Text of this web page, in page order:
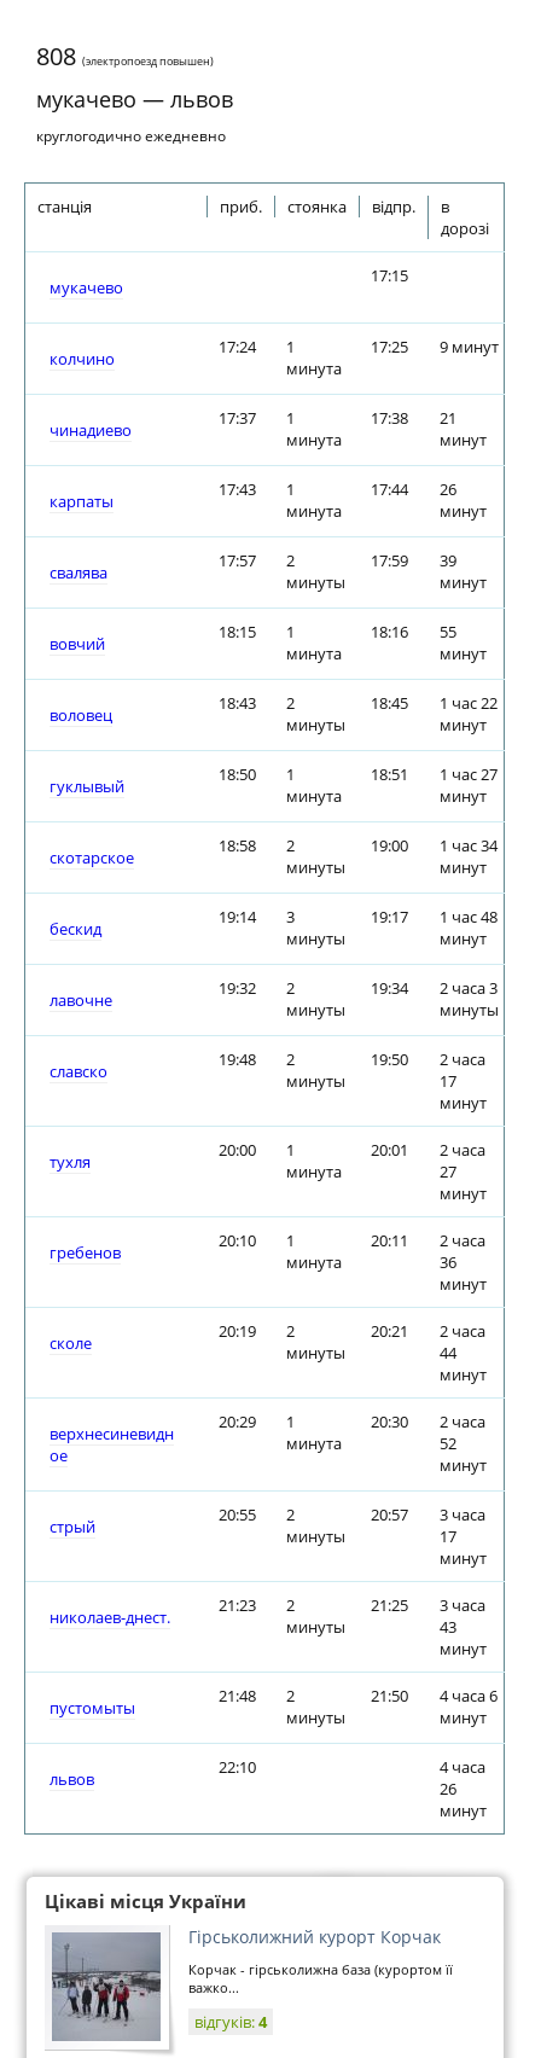
808 (электропоезд повышен)
мукачево — львов
круглогодично ежедневно
станція приб. стоянка відпр.
в
дорозі
мукачево
17:15
колчино
17:24
1
минута
17:25 9 минут
чинадиево
17:37
1
минута
17:38
21
минут
карпаты
17:43
1
минута
17:44
26
минут
свалява
17:57
2
минуты
17:59
39
минут
вовчий
18:15
1
минута
18:16
55
минут
воловец
18:43
2
минуты
18:45
1 час 22
минут
гуклывый
18:50
1
минута
18:51
1 час 27
минут
скотарское
18:58
2
минуты
19:00
1 час 34
минут
бескид
19:14
3
минуты
19:17
1 час 48
минут
лавочне
19:32
2
минуты
19:34
2 часа 3
минуты
славско
19:48
2
минуты
19:50
2 часа
17
минут
тухля
20:00
1
минута
20:01
2 часа
27
минут
гребенов
20:10
1
минута
20:11
2 часа
36
минут
сколе
20:19
2
минуты
20:21
2 часа
44
минут
верхнесиневидн
ое
20:29
1
минута
20:30
2 часа
52
минут
стрый
20:55
2
минуты
20:57
3 часа
17
минут
николаев-днест.
21:23
2
минуты
21:25
3 часа
43
минут
пустомыты
21:48
2
минуты
21:50
4 часа 6
минут
львов
22:10
4 часа
26
минут
Цікаві місця України
Гірськолижний курорт Корчак
Корчак - гірськолижна база (курортом її
важко...
відгуків:4